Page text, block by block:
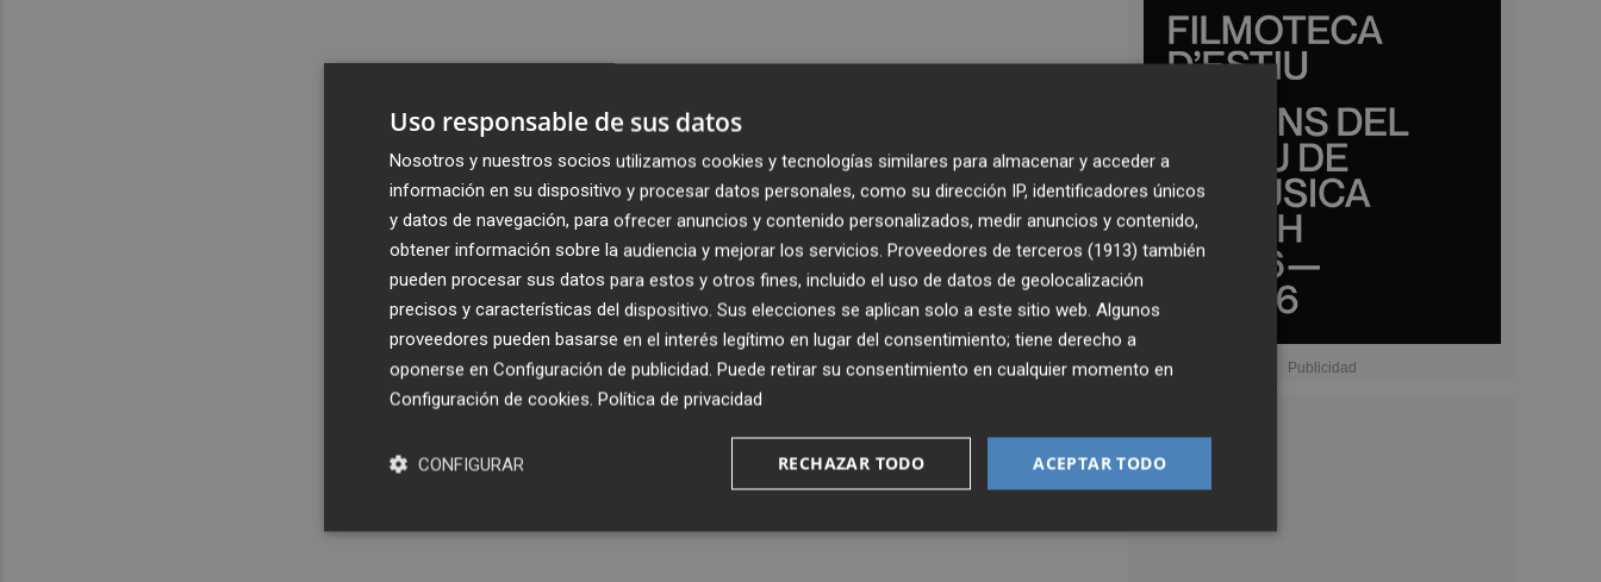
Uso responsable de sus datos
Nosotros y nuestros socios utilizamos cookies y tecnologías similares para almacenar y acceder a
información en su dispositivo y procesar datos personales, como su dirección IP, identificadores únicos
y datos de navegación, para ofrecer anuncios y contenido personalizados, medir anuncios y contenido,
obtener información sobre la audiencia y mejorar los servicios. Proveedores de terceros (1913) también
pueden procesar sus datos para estos y otros fines, incluido el uso de datos de geolocalización
precisos y características del dispositivo. Sus elecciones se aplican solo a este sitio web. Algunos
proveedores pueden basarse en el interés legítimo en lugar del consentimiento; tiene derecho a
oponerse en Configuración de publicidad. Puede retirar su consentimiento en cualquier momento en
Configuración de cookies. Política de privacidad
ACEPTAR TODO
RECHAZAR TODO
CONFIGURAR